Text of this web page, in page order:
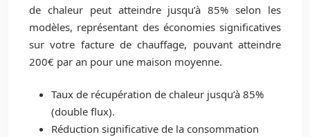
de chaleur peut atteindre jusqu’à 85% selon les
modèles, représentant des économies significatives
sur votre facture de chauffage, pouvant atteindre
200€ par an pour une maison moyenne.
Taux de récupération de chaleur jusqu’à 85%
(double flux).
Réduction significative de la consommation